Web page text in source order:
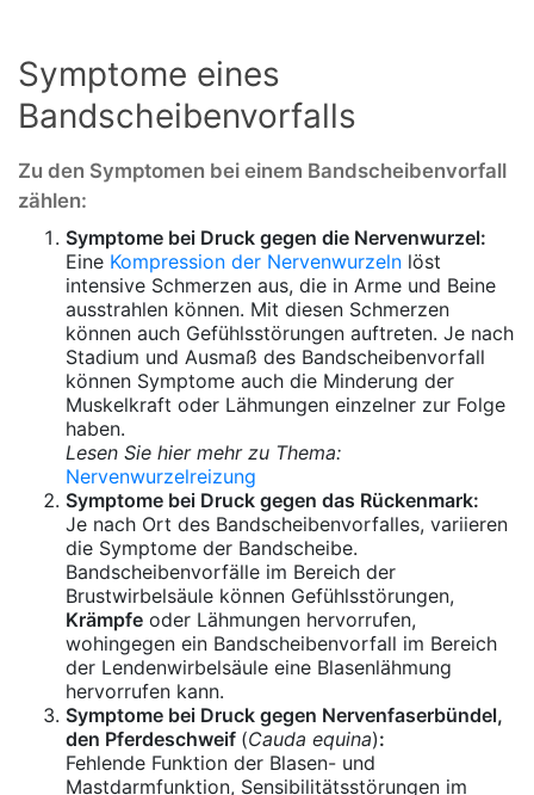
Symptome eines
Bandscheibenvorfalls
Zu den Symptomen bei einem Bandscheibenvorfall
zählen:
Symptome bei Druck gegen die Nervenwurzel:
Eine Kompression der Nervenwurzeln löst
intensive Schmerzen aus, die in Arme und Beine
ausstrahlen können. Mit diesen Schmerzen
können auch Gefühlsstörungen auftreten. Je nach
Stadium und Ausmaß des Bandscheibenvorfall
können Symptome auch die Minderung der
Muskelkraft oder Lähmungen einzelner zur Folge
haben.
Lesen Sie hier mehr zu Thema:
Nervenwurzelreizung
Symptome bei Druck gegen das Rückenmark:
Je nach Ort des Bandscheibenvorfalles, variieren
die Symptome der Bandscheibe.
Bandscheibenvorfälle im Bereich der
Brustwirbelsäule können Gefühlsstörungen,
Krämpfe oder Lähmungen hervorrufen,
wohingegen ein Bandscheibenvorfall im Bereich
der Lendenwirbelsäule eine Blasenlähmung
hervorrufen kann.
Symptome bei Druck gegen Nervenfaserbündel,
den Pferdeschweif (Cauda equina):
Fehlende Funktion der Blasen- und
Mastdarmfunktion, Sensibilitätsstörungen im